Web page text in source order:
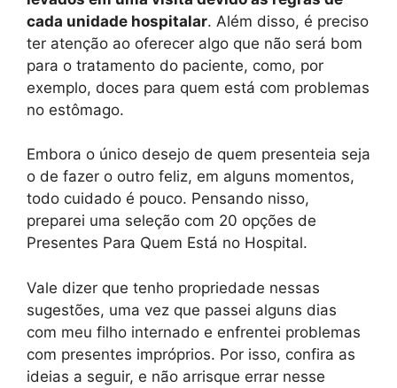
cada unidade hospitalar. Além disso, é preciso
ter atenção ao oferecer algo que não será bom
para o tratamento do paciente, como, por
exemplo, doces para quem está com problemas
no estômago.
Embora o único desejo de quem presenteia seja
o de fazer o outro feliz, em alguns momentos,
todo cuidado é pouco. Pensando nisso,
preparei uma seleção com 20 opções de
Presentes Para Quem Está no Hospital.
Vale dizer que tenho propriedade nessas
sugestões, uma vez que passei alguns dias
com meu filho internado e enfrentei problemas
com presentes impróprios. Por isso, confira as
ideias a seguir, e não arrisque errar nesse